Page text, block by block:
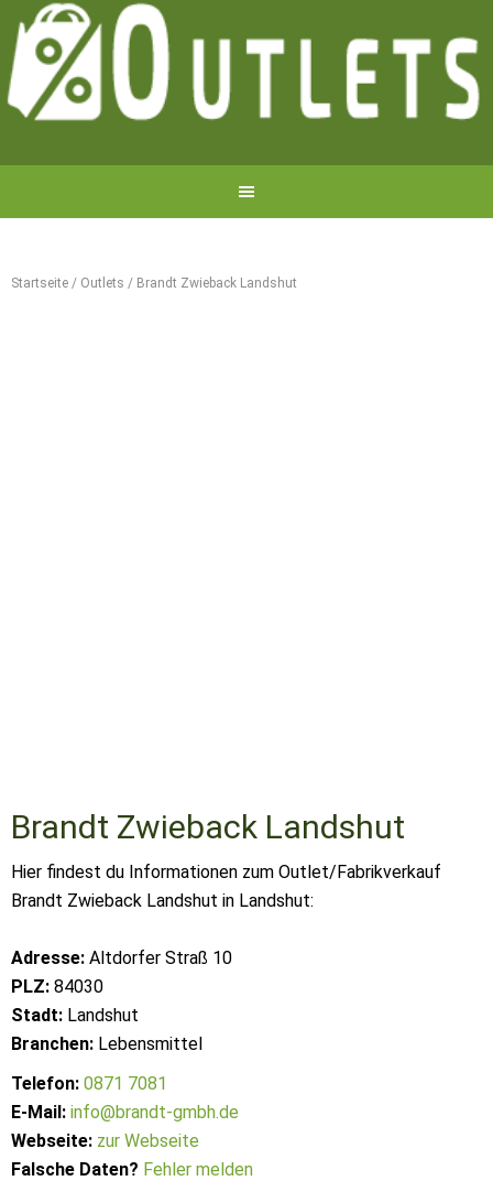
Startseite / Outlets / Brandt Zwieback Landshut
Brandt Zwieback Landshut
Hier findest du Informationen zum Outlet/Fabrikverkauf
Brandt Zwieback Landshut in Landshut:
Adresse: Altdorfer Straß 10
PLZ: 84030
Stadt: Landshut
Branchen: Lebensmittel
Telefon: 0871 7081
E-Mail: info@brandt-gmbh.de
Webseite: zur Webseite
Falsche Daten? Fehler melden